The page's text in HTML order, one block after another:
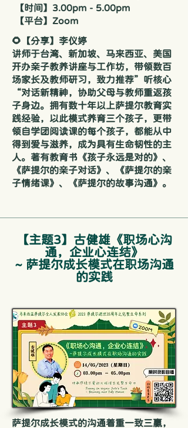
【时间】3.00pm - 5.00pm
【平台】Zoom
🌻【分享】李仪婷
讲师于台湾、新加坡、马来西亚、美国
开办亲子教养讲座与工作坊，带领数百
场家长及教师研习，致力推荐”听核心
“对话新精神，协助父母与教师重返孩
子身边。拥有数十年以上萨提尔教育实
践经验，以此模式养育三个孩子，更带
领自学团阅读课的每个孩子，都能从中
得到爱与滋养，成为具有生命韧性的主
人。著有教育书《孩子永远是对的》、
《萨提尔的亲子对话》、《萨提尔的亲
子情绪课》、《萨提尔的故事沟通》。
【主题3】古健雄《职场心沟
通，企业心连结》
~ 萨提尔成长模式在职场沟通
的实践
萨提尔成长模式的沟通着重一致三赢，